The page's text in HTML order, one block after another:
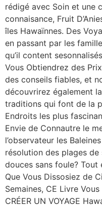
rédigé avec Soin et une
connaisance, Fruit
îles Hawaïnnes. Des
en passant par les
qu’il content
Vous Obtiendrez des
des conseils fiables, et
découvrirez également
traditions qui font de la
Endroits les plus
Envie de Connautre le
l’observateur les
résolution des plages
douces sans foule? Tout
Que Vous Dissosiez de
Semaines, CE Livre
CRÉER UN VOYAGE